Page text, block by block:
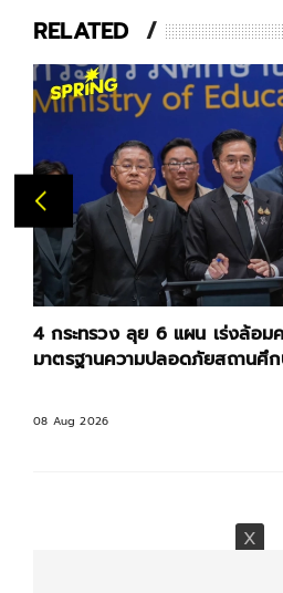
RELATED
4 กระทรวง ลุย 6 แผน เร่งล้อม
มาตรฐานความปลอดภัยสถานศึ
08 Aug 2026